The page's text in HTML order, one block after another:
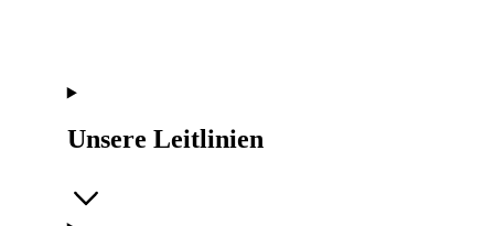
Unsere Leitlinien